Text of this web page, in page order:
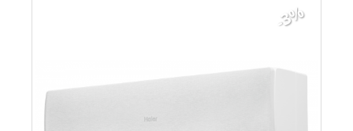
-3%